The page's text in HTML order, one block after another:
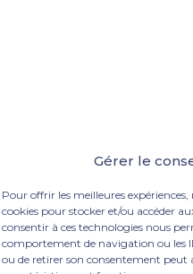
Gérer le
Pour offrir les meilleures
cookies pour stocker et/ou accéder
consentir à ces technologies nous
comportement de navigation ou les
ou de retirer son consentement